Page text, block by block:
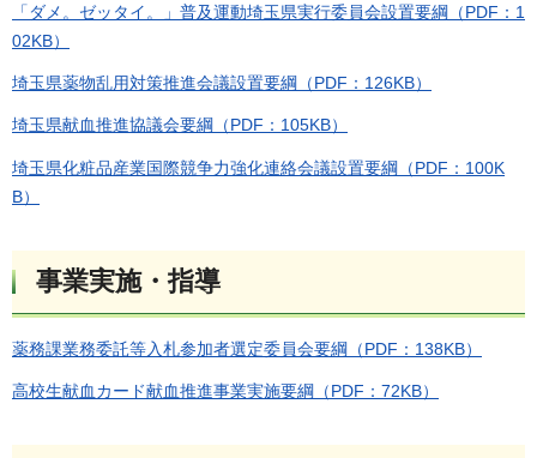
「ダメ。ゼッタイ。」普及運動埼玉県実行委員会設置要綱（PDF：1
02KB）
埼玉県薬物乱用対策推進会議設置要綱（PDF：126KB）
埼玉県献血推進協議会要綱（PDF：105KB）
埼玉県化粧品産業国際競争力強化連絡会議設置要綱（PDF：100K
B）
事業実施・指導
薬務課業務委託等入札参加者選定委員会要綱（PDF：138KB）
高校生献血カード献血推進事業実施要綱（PDF：72KB）